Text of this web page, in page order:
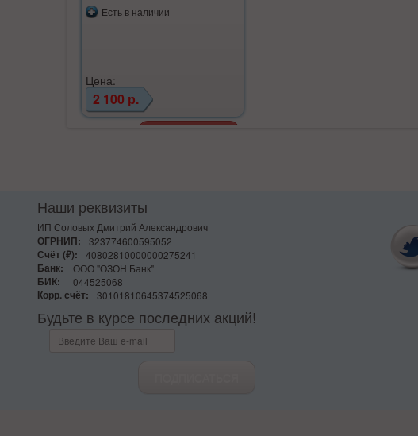
Есть в наличии
Цена:
2 100 р.
Наши реквизиты
ИП Соловых Дмитрий Александрович
ОГРНИП:
323774600595052
Счёт (₽):
40802810000000275241
Банк:
ООО "ОЗОН Банк"
БИК:
044525068
Корр. счёт:
30101810645374525068
Будьте в курсе последних акций!